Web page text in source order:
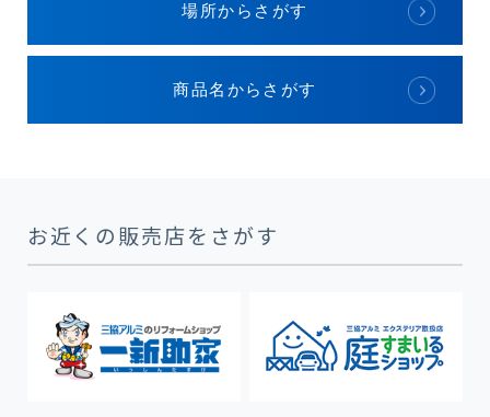
場所からさがす
商品名からさがす
お近くの販売店をさがす